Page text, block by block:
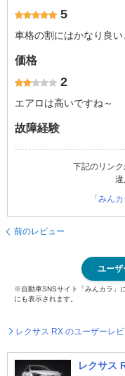
5
車格の割にはかなり良い
価格
2
エアロは高いですね～
故障経験
下記のリンク
違
「みん
前のレビュー
ユーザ
※自動車SNSサイト「みんカラ」
にも表示されます。
レクサス RX のユーザーレ
レクサス